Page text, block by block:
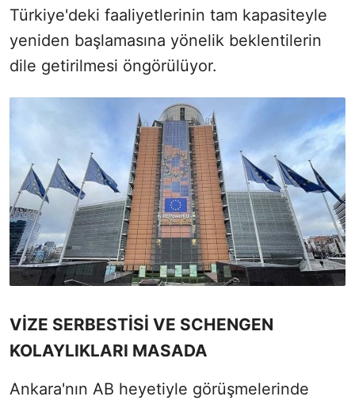
Türkiye'deki faaliyetlerinin tam kapasiteyle
yeniden başlamasına yönelik beklentilerin
dile getirilmesi öngörülüyor.
VİZE SERBESTİSİ VE SCHENGEN
KOLAYLIKLARI MASADA
Ankara'nın AB heyetiyle görüşmelerinde